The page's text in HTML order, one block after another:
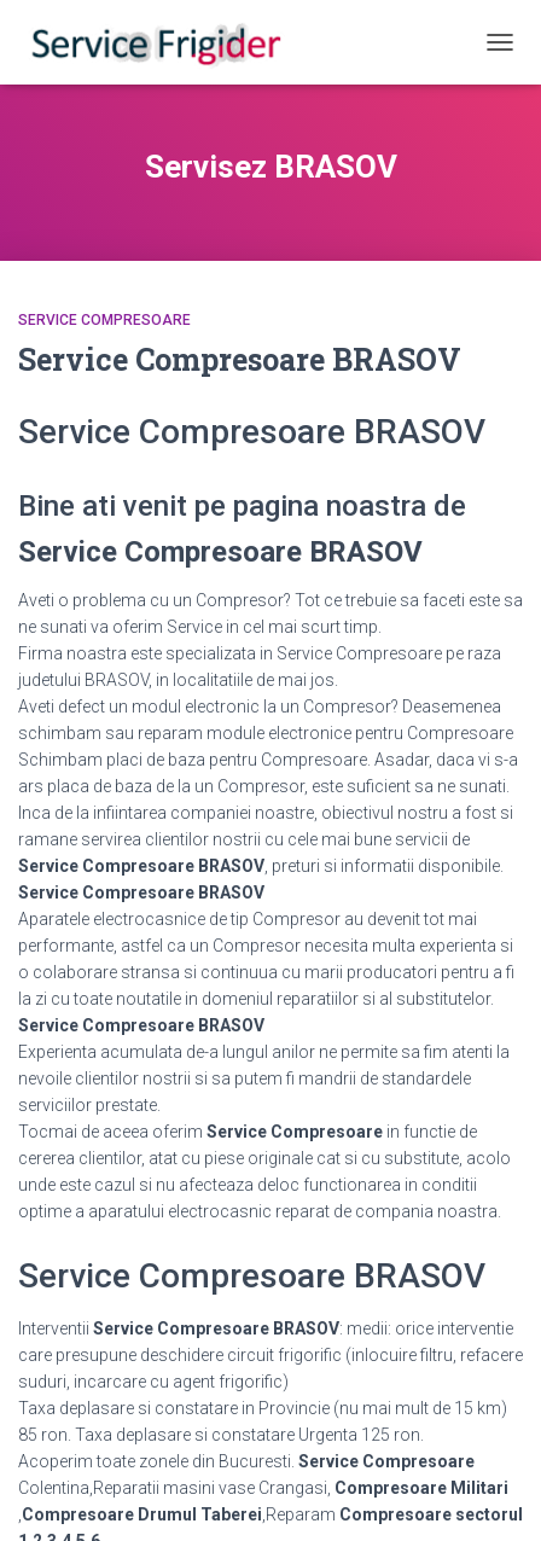
Servisez BRASOV
SERVICE COMPRESOARE
Service Compresoare BRASOV
Service Compresoare BRASOV
Bine ati venit pe pagina noastra de
Service Compresoare BRASOV
Aveti o problema cu un Compresor? Tot ce trebuie sa faceti este sa
ne sunati va oferim Service in cel mai scurt timp.
Firma noastra este specializata in Service Compresoare pe raza
judetului BRASOV, in localitatiile de mai jos.
Aveti defect un modul electronic la un Compresor? Deasemenea
schimbam sau reparam module electronice pentru Compresoare
Schimbam placi de baza pentru Compresoare. Asadar, daca vi s-a
ars placa de baza de la un Compresor, este suficient sa ne sunati.
Inca de la infiintarea companiei noastre, obiectivul nostru a fost si
ramane servirea clientilor nostrii cu cele mai bune servicii de
Service Compresoare BRASOV , preturi si informatii disponibile.
Service Compresoare BRASOV
Aparatele electrocasnice de tip Compresor au devenit tot mai
performante, astfel ca un Compresor necesita multa experienta si
o colaborare stransa si continuua cu marii producatori pentru a fi
la zi cu toate noutatile in domeniul reparatiilor si al substitutelor.
Service Compresoare BRASOV
Experienta acumulata de-a lungul anilor ne permite sa fim atenti la
nevoile clientilor nostrii si sa putem fi mandrii de standardele
serviciilor prestate.
Tocmai de aceea oferim Service Compresoare in functie de
cererea clientilor, atat cu piese originale cat si cu substitute, acolo
unde este cazul si nu afecteaza deloc functionarea in conditii
optime a aparatului electrocasnic reparat de compania noastra.
Service Compresoare BRASOV
Interventii Service Compresoare BRASOV: medii: orice interventie
care presupune deschidere circuit frigorific (inlocuire filtru, refacere
suduri, incarcare cu agent frigorific)
Taxa deplasare si constatare in Provincie (nu mai mult de 15 km)
85 ron. Taxa deplasare si constatare Urgenta 125 ron.
Acoperim toate zonele din Bucuresti. Service Compresoare
Colentina,Reparatii masini vase Crangasi, Compresoare Militari
Compresoare Drumul Taberei ,Reparam Compresoare sectorul